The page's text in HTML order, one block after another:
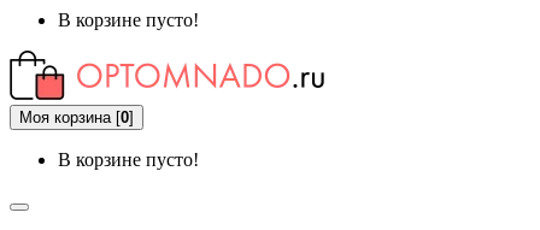
В корзине пусто!
Моя корзина[0]
В корзине пусто!